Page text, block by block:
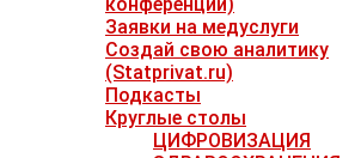
Заявки на медуслуги
Создай свою аналитику
(Statprivat.ru)
Подкасты
Круглые столы
ЦИФРОВИЗАЦИЯ